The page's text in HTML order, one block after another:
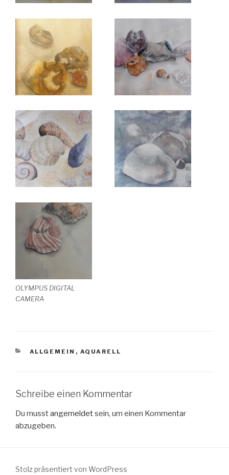
OLYMPUS DIGITAL
CAMERA
KATEGORIEN
ALLGEMEIN , AQUARELL
Schreibe einen Kommentar
Du musstangemeldetsein, um einen Kommentar
abzugeben.
Stolz präsentiert von WordPress